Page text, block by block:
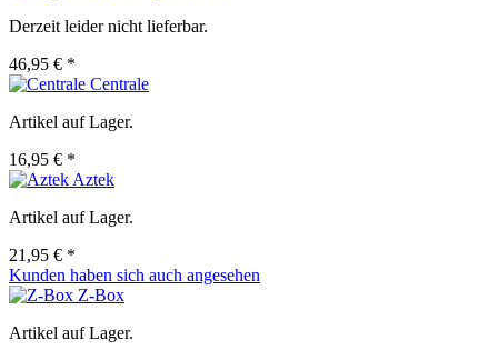
Derzeit leider nicht lieferbar.
46,95 € *
Centrale
Artikel auf Lager.
16,95 € *
Aztek
Artikel auf Lager.
21,95 € *
Kunden haben sich auch angesehen
Z-Box
Artikel auf Lager.